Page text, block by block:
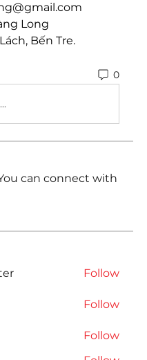
Long
Bến Tre.
0
can connect with
Follow
Follow
Follow